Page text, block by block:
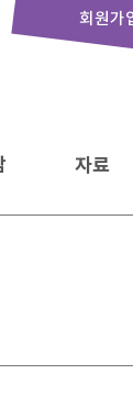
회원가
자료